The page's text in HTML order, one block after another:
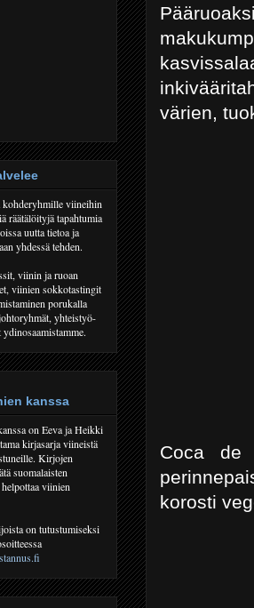
värien,
Coca de
korosti
viineihin
räätälöityjä tapahtumia
uutta tietoa ja
yhdessä tehden.
viinin ja ruoan
viinien sokkotastingit
porukalla
yhteistyö-
kanssa
on Eeva ja Heikki
kirjasarja viineistä
Kirjojen
suomalaisten
viinien
on tutustumiseksi